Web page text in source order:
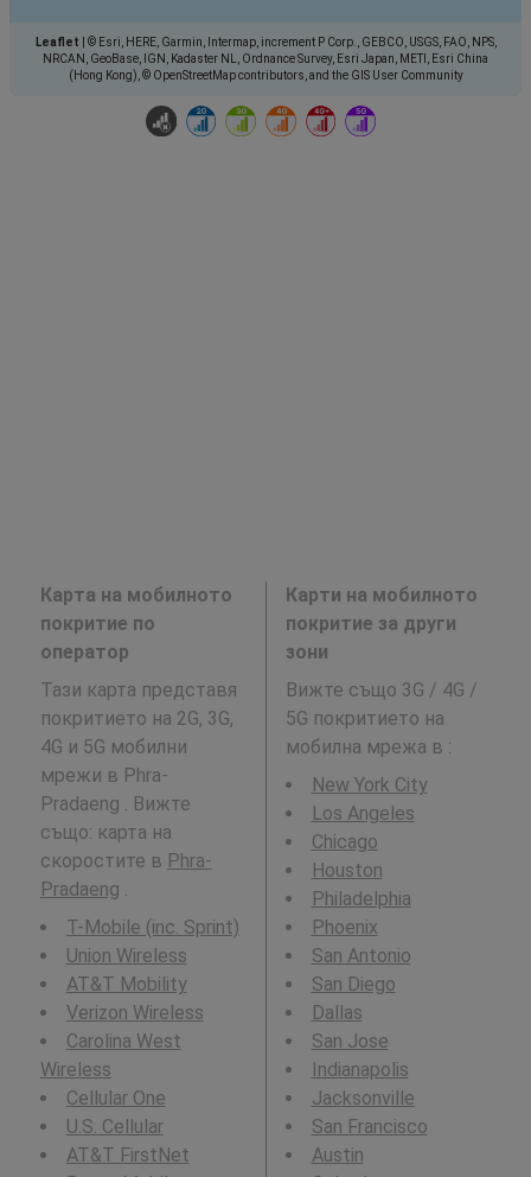
Leaflet
© Esri, HERE, Garmin, Intermap, increment P Corp., GEBCO, USGS, FAO, NPS,
NRCAN, GeoBase, IGN, Kadaster NL, Ordnance Survey, Esri Japan, METI, Esri China
(Hong Kong), © OpenStreetMap contributors, and the GIS User Community
Карта на мобилното
покритие по
оператор
Тази карта представя
покритието на 2G, 3G,
4G и 5G мобилни
мрежи в Phra-
Pradaeng . Вижте
също: карта на
скоростите в Phra-
Pradaeng
T-Mobile (inc. Sprint)
Union Wireless
AT&T Mobility
Verizon Wireless
Carolina West
Wireless
Cellular One
U.S. Cellular
AT&T FirstNet
Карти на мобилното
покритие за други
зони
Вижте също 3G / 4G /
5G покритието на
мобилна мрежа в :
New York City
Los Angeles
Chicago
Houston
Philadelphia
Phoenix
San Antonio
San Diego
Dallas
San Jose
Indianapolis
Jacksonville
San Francisco
Austin